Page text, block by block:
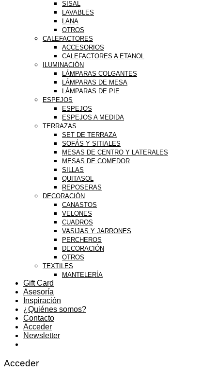
SISAL
LAVABLES
LANA
OTROS
CALEFACTORES
ACCESORIOS
CALEFACTORES A ETANOL
ILUMINACIÓN
LÁMPARAS COLGANTES
LÁMPARAS DE MESA
LÁMPARAS DE PIE
ESPEJOS
ESPEJOS
ESPEJOS A MEDIDA
TERRAZAS
SET DE TERRAZA
SOFÁS Y SITIALES
MESAS DE CENTRO Y LATERALES
MESAS DE COMEDOR
SILLAS
QUITASOL
REPOSERAS
DECORACIÓN
CANASTOS
VELONES
CUADROS
VASIJAS Y JARRONES
PERCHEROS
DECORACIÓN
OTROS
TEXTILES
MANTELERÍA
Gift Card
Asesoría
Inspiración
¿Quiénes somos?
Contacto
Acceder
Newsletter
Acceder